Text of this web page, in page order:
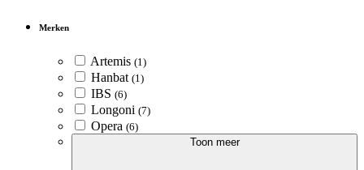
Merken
Artemis (1)
Hanbat (1)
IBS (6)
Longoni (7)
Opera (6)
Toon meer